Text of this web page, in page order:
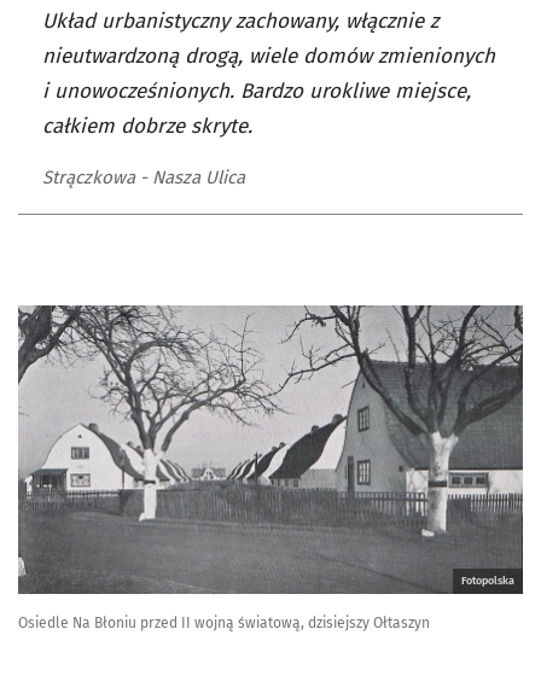
Układ urbanistyczny zachowany, włącznie z
nieutwardzoną drogą, wiele domów zmienionych
i unowocześnionych. Bardzo urokliwe miejsce,
całkiem dobrze skryte.
Strączkowa - Nasza Ulica
Fotopolska
Osiedle Na Błoniu przed II wojną światową, dzisiejszy Ołtaszyn